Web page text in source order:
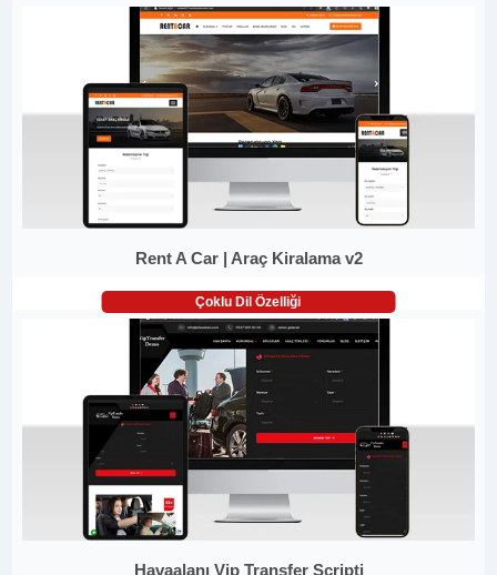
Rent A Car | Araç Kiralama v2
Çoklu Dil Özelliği
Havaalanı Vip Transfer Scripti